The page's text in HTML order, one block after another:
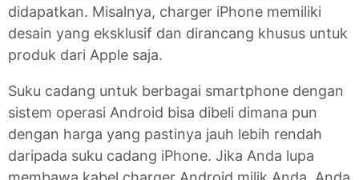
didapatkan. Misalnya, charger iPhone memiliki
desain yang eksklusif dan dirancang khusus untuk
produk dari Apple saja.
Suku cadang untuk berbagai smartphone dengan
sistem operasi Android bisa dibeli dimana pun
dengan harga yang pastinya jauh lebih rendah
daripada suku cadang iPhone. Jika Anda lupa